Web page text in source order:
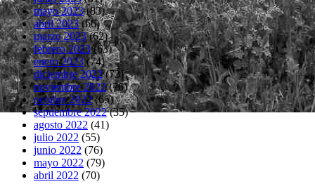
mayo 2023(83)
abril 2023(66)
marzo 2023(62)
febrero 2023(63)
enero 2023(74)
diciembre 2022(73)
noviembre 2022(76)
octubre 2022(65)
septiembre 2022(35)
agosto 2022 (41)
julio 2022 (55)
junio 2022 (76)
mayo 2022 (79)
abril 2022 (70)